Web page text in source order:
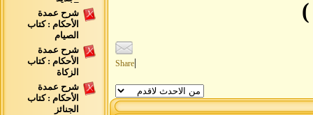
شرح عمدة
الأحكام : كتاب
الصيام
شرح عمدة
الأحكام : كتاب
الزكاة
شرح عمدة
الأحكام : كتاب
الجنائز
Share|